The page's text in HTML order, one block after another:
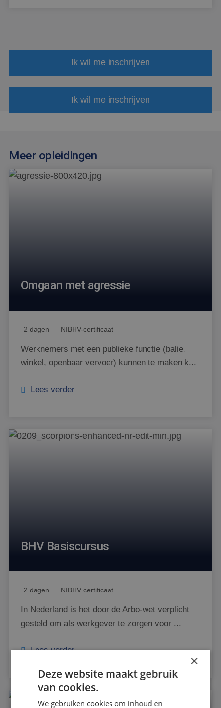
Ik wil me inschrijven
Ik wil me inschrijven
Meer opleidingen
Omgaan met agressie
2 dagen NIBHV-certificaat
Werknemers met een publieke functie (balie,
winkel, openbaar vervoer) kunnen te maken k...
Lees verder
BHV Basiscursus
2 dagen NIBHV certificaat
In Nederland is het door de Arbo-wet verplicht
gesteld om als werkgever te zorgen voor ...
Lees verder
×
Deze website maakt gebruik
van cookies.
We gebruiken cookies om inhoud en